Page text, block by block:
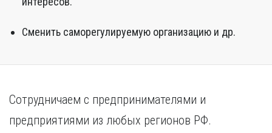
Сменить саморегулируемую организацию и др.
Сотрудничаем с предпринимателями и
предприятиями из любых регионов РФ.